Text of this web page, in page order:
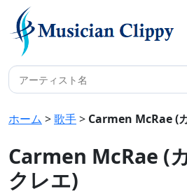
ホーム >歌手> Carmen McRae (
Carmen McRae (
クレエ)